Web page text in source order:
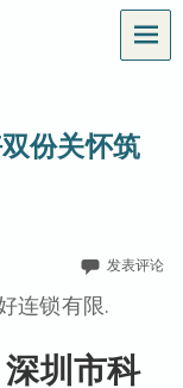
菜
单
份关怀筑
发表评论
连锁有限.
圳市科